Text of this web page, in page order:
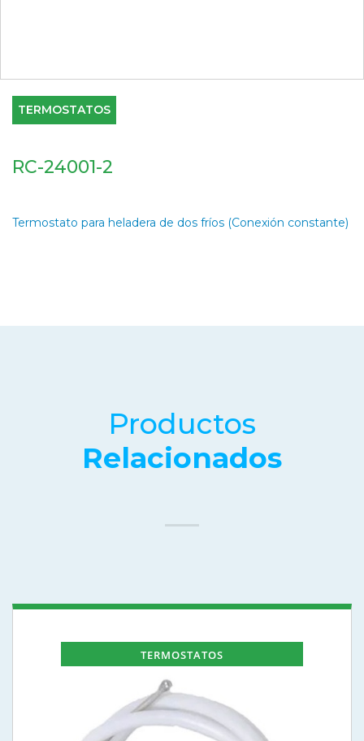
TERMOSTATOS
RC-24001-2
Termostato para heladera de dos fríos (Conexión constante)
Productos
Relacionados
TERMOSTATOS